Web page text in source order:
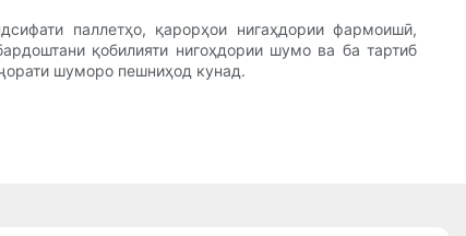
паллетҳо, қарорҳои нигаҳдории фармоишӣ,
қобилияти нигоҳдории шумо ва ба тартиб
шуморо пешниҳод кунад.